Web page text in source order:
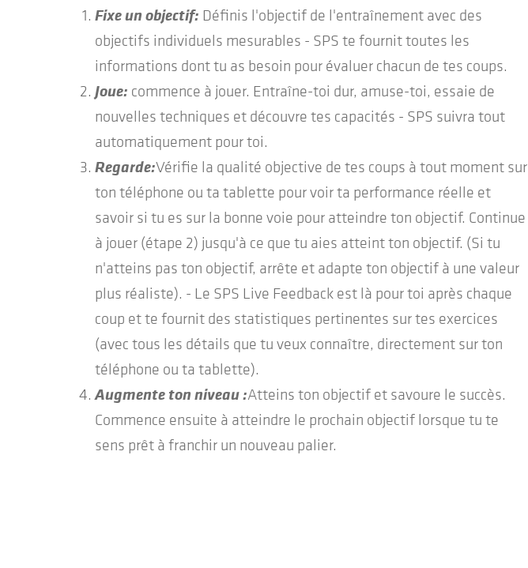
Fixe un objectif: Définis l'objectif de l'entraînement avec des
objectifs individuels mesurables - SPS te fournit toutes les
informations dont tu as besoin pour évaluer chacun de tes coups.
Joue: commence à jouer. Entraîne-toi dur, amuse-toi, essaie de
nouvelles techniques et découvre tes capacités - SPS suivra tout
automatiquement pour toi.
Regarde:Vérifie la qualité objective de tes coups à tout moment sur
ton téléphone ou ta tablette pour voir ta performance réelle et
savoir si tu es sur la bonne voie pour atteindre ton objectif. Continue
à jouer (étape 2) jusqu'à ce que tu aies atteint ton objectif. (Si tu
n'atteins pas ton objectif, arrête et adapte ton objectif à une valeur
plus réaliste). - Le SPS Live Feedback est là pour toi après chaque
coup et te fournit des statistiques pertinentes sur tes exercices
(avec tous les détails que tu veux connaître, directement sur ton
téléphone ou ta tablette).
Augmente ton niveau :Atteins ton objectif et savoure le succès.
Commence ensuite à atteindre le prochain objectif lorsque tu te
sens prêt à franchir un nouveau palier.